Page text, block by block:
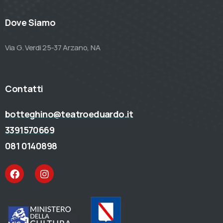
Dove Siamo
Via G. Verdi 25-37 Arzano, NA
Contatti
botteghino@teatroeduardo.it
3391570669
081 0140898